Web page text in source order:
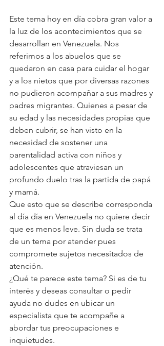
Este tema hoy en día cobra gran valor a
la luz de los acontecimientos que se
desarrollan en Venezuela. Nos
referimos a los abuelos que se
quedaron en casa para cuidar el hogar
y a los nietos que por diversas razones
no pudieron acompañar a sus madres y
padres migrantes. Quienes a pesar de
su edad y las necesidades propias que
deben cubrir, se han visto en la
necesidad de sostener una
parentalidad activa con niños y
adolescentes que atraviesan un
profundo duelo tras la partida de papá
y mamá.
Que esto que se describe corresponda
al día día en Venezuela no quiere decir
que es menos leve. Sin duda se trata
de un tema por atender pues
compromete sujetos necesitados de
atención.
¿Qué te parece este tema? Si es de tu
interés y deseas consultar o pedir
ayuda no dudes en ubicar un
especialista que te acompañe a
abordar tus preocupaciones e
inquietudes.